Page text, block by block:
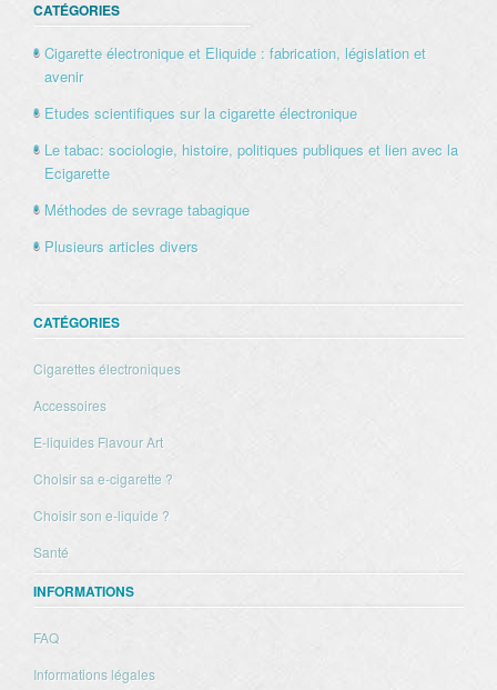
CATÉGORIES
Cigarette électronique et Eliquide : fabrication, législation et
avenir
Etudes scientifiques sur la cigarette électronique
Le tabac: sociologie, histoire, politiques publiques et lien avec la
Ecigarette
Méthodes de sevrage tabagique
Plusieurs articles divers
CATÉGORIES
Cigarettes électroniques
Accessoires
E-liquides Flavour Art
Choisir sa e-cigarette ?
Choisir son e-liquide ?
Santé
INFORMATIONS
FAQ
Informations légales